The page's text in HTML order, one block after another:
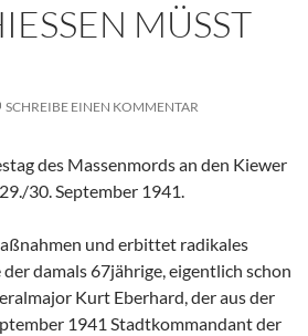
MÜSST
SCHREIBE EINEN KOMMENTAR
des Massenmords an den Kiewer
30. September 1941.
und erbittet radikales
damals 67jährige, eigentlich schon
Kurt Eberhard, der aus der
1941 Stadtkommandant der